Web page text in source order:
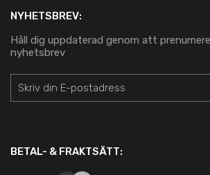
NYHETSBREV:
Håll dig uppdaterad genom att
nyhetsbrev
BETAL- & FRAKTSÄTT: